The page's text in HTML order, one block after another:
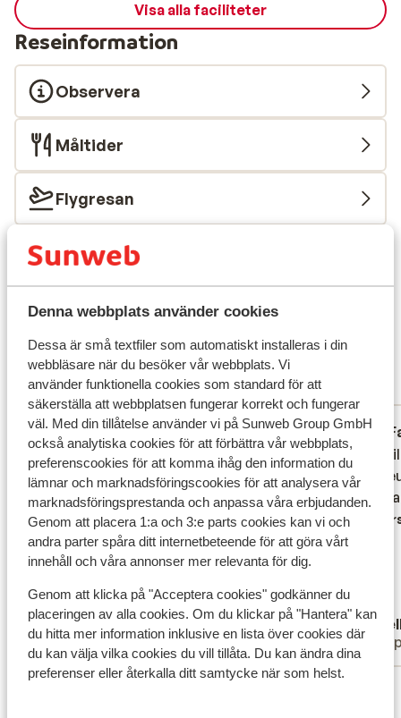
Denna webbplats använder cookies
Dessa är små textfiler som automatiskt installeras i din
webbläsare när du besöker vår webbplats. Vi
använder funktionella cookies som standard för att
säkerställa att webbplatsen fungerar korrekt och fungerar
väl. Med din tillåtelse använder vi på Sunweb Group GmbH
också analytiska cookies för att förbättra vår webbplats,
preferenscookies för att komma ihåg den information du
lämnar och marknadsföringscookies för att analysera vår
marknadsföringsprestanda och anpassa våra erbjudanden.
Genom att placera 1:a och 3:e parts cookies kan vi och
andra parter spåra ditt internetbeteende för att göra vårt
innehåll och våra annonser mer relevanta för dig.
Genom att klicka på "Acceptera cookies" godkänner du
placeringen av alla cookies. Om du klickar på "Hantera" kan
du hitta mer information inklusive en lista över cookies där
du kan välja vilka cookies du vill tillåta. Du kan ändra dina
preferenser eller återkalla ditt samtycke när som helst.
Visa alla faciliteter
Reseinformation
Observera
Måltider
Flygresan
Det här är 100 % äkta kundrecensioner som verkligen
speglar deras upplevelser av vår produkt.
Mer om recensioner
7.4 Bra
8 omdömen
Mest bokad av familj
8.3 Fantastisk
förra veckan
Hotel Flow Spectrum is een prima hotel,
wel is er veel onderhoud nodig, het eten is
goed, geen 5 sterren maar goed.
Personeel is heel behulpzaam en
vriendelijk. Let wel 1 groot zoutwater
zwembad en kleiner chloorbad wel voor
kinderen een glijbanen paradijs.
Hotel Flow Spectrum is een prima hotel,
wel is er veel onderhoud nodig, het eten is
goed, geen 5 sterren maar goed.
Personeel is heel behulpzaam en
vriendelijk. Let wel 1 groot zoutwater
zwembad en kleiner chloorbad wel voor
kinderen een glijbanen paradij...
Översätt till svenska
Marcel
Familj
8.6